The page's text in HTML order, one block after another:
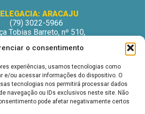
o consentimento
experiências, usamos tecnologias como
e/ou acessar informações do dispositivo. O
tecnologias nos permitirá processar dados
navegação ou IDs exclusivos neste site. Não
pode afetar negativamente certos
ARACAJU
(79) 3022-5966
Tobias Barreto, nº 510,
José – Aracaju/SE
de Atendimento:
a Sexta-Feira
às 12h | 13h às 16h
ITABUNA